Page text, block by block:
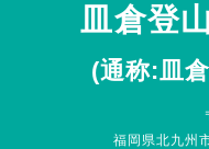
皿倉登
(通称:皿
福岡県北九州